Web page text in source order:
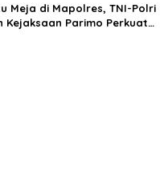
Meja di Mapolres, TNI-Polri
Kejaksaan Parimo Perkuat